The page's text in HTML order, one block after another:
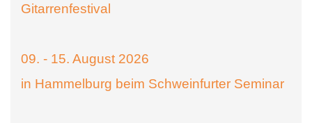
Gitarrenfestival
09. - 15. August 2026
in Hammelburg beim Schweinfurter Seminar